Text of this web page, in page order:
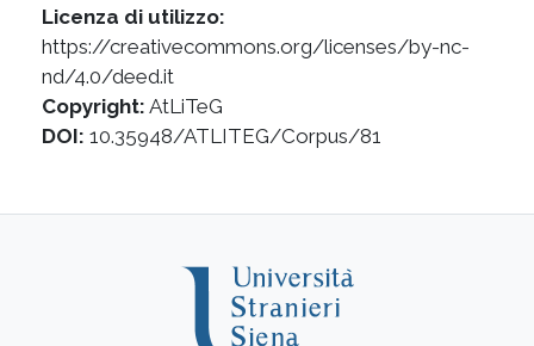
Licenza di utilizzo:
https://creativecommons.org/licenses/by-nc-
nd/4.0/deed.it
Copyright: AtLiTeG
DOI: 10.35948/ATLITEG/Corpus/81